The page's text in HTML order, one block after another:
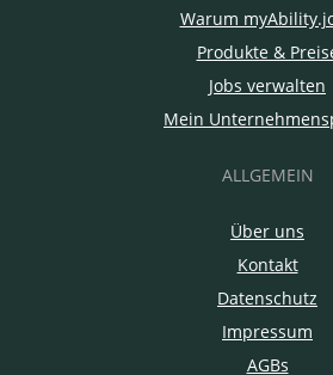
Warum
Produkte &
Jobs verwalten
Mein
ALLGEMEIN
Über uns
Kontakt
Datenschutz
Impressum
AGBs